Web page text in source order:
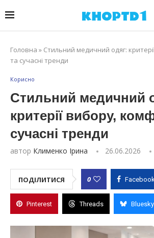
Головна » Стильний медичний одяг:
та сучасні тренди
Корисно
Стильний медичний
критерії вибору,
сучасні тренди
автор Клименко Ірина 26.06.2026
ПОДІЛИТИСЯ 0 Facebook
Pinterest Threads Bluesky